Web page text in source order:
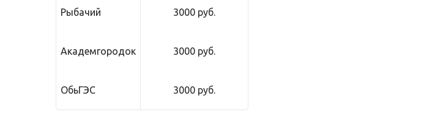
Рыбачий 3000 руб.
Академгородок 3000 руб.
ОбьГЭС 3000 руб.